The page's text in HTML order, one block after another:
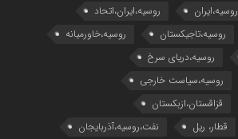
روسیه،ایران
روسیه،ایران،اتحاد
روسیه،تاجیکستان
روسیه،خاورمیانه
روسیه،دریای سرخ
روسیه،سیاست خارجی
قزاقستان،ازبکستان
قطار، ریل
نفت،روسیه،آذربایجان